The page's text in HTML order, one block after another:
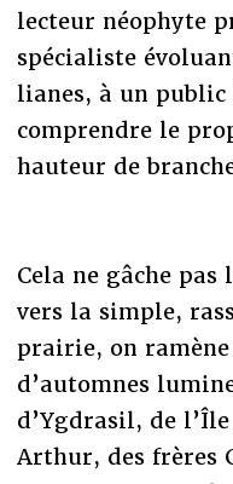
lecteur néophyte
spécialiste
lianes, à un public
comprendre le
hauteur de
Cela ne gâche
vers la simple,
prairie, on ramène
d’automnes
d’Ygdrasil, de
Arthur, des frères